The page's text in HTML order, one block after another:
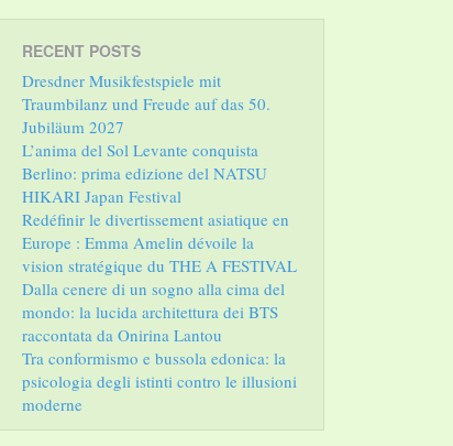
RECENT POSTS
Dresdner Musikfestspiele mit
Traumbilanz und Freude auf das 50.
Jubiläum 2027
L’anima del Sol Levante conquista
Berlino: prima edizione del NATSU
HIKARI Japan Festival
Redéfinir le divertissement asiatique en
Europe : Emma Amelin dévoile la
vision stratégique du THE A FESTIVAL
Dalla cenere di un sogno alla cima del
mondo: la lucida architettura dei BTS
raccontata da Onirina Lantou
Tra conformismo e bussola edonica: la
psicologia degli istinti contro le illusioni
moderne